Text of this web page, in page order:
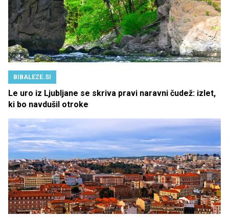
BIBALEZE.SI
Le uro iz Ljubljane se skriva pravi naravni čudež: izlet,
ki bo navdušil otroke